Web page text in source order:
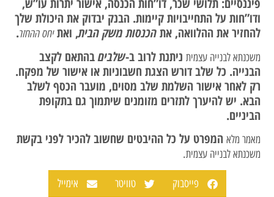
פיננסיים: תלושי שכר, דו”חות הכנסה, אישור יתרות עו”ש,
ודו”חות על התחייבויות קיימות. הבנק יבדוק את היכולת שלך
להחזיר את ההלוואה, אתהכנסות משק הבית, ואתיחס ההחזר.
משכנתא לבנייה עצמית ניתנת לרוב ב-שלביםבהתאם לקצב
הבנייה. כל שלב דורש הצגת חשבוניות או אישור של מפקח.
רק לאחר אישור השלמת שלב מסוים, מועבר הכסף לשלב
הבא. יש להיערך לתזרים מזומנים שיתמוך גם בתקופת
הביניים.
מאמר מלא המפרט על כל ההיבטים שחשוב להכיר לפני בקשת
משכנתא לבנייה עצמית.
פייסבוק טוויטר אימייל